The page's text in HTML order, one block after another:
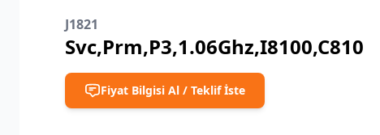
J1821
Svc,Prm,P3,1.06Ghz,I8100,C810
Fiyat Bilgisi Al / Teklif İste